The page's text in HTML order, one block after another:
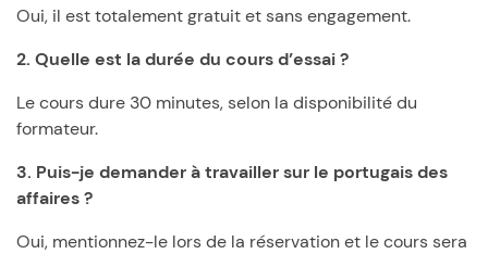
Oui, il est totalement gratuit et sans engagement.
2. Quelle est la durée du cours d’essai ?
Le cours dure 30 minutes, selon la disponibilité du
formateur.
3. Puis-je demander à travailler sur le portugais des
affaires ?
Oui, mentionnez-le lors de la réservation et le cours sera